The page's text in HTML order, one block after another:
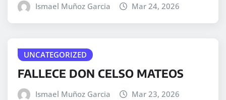
Ismael Muñoz Garcia Mar 24, 2026
UNCATEGORIZED
FALLECE DON CELSO MATEOS
Ismael Muñoz Garcia Mar 23, 2026